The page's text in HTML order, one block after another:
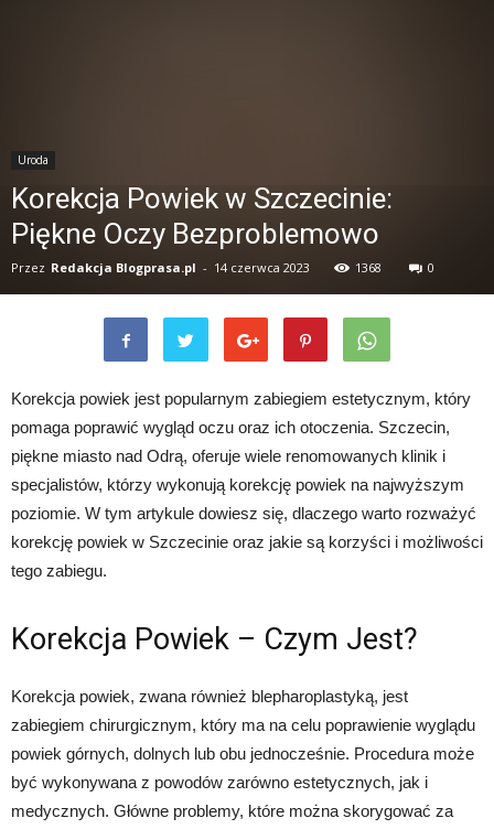
Uroda
Korekcja Powiek w Szczecinie:
Piękne Oczy Bezproblemowo
Przez Redakcja Blogprasa.pl - 14 czerwca 2023 1368 0
Korekcja powiek jest popularnym zabiegiem estetycznym, który
pomaga poprawić wygląd oczu oraz ich otoczenia. Szczecin,
piękne miasto nad Odrą, oferuje wiele renomowanych klinik i
specjalistów, którzy wykonują korekcję powiek na najwyższym
poziomie. W tym artykule dowiesz się, dlaczego warto rozważyć
korekcję powiek w Szczecinie oraz jakie są korzyści i możliwości
tego zabiegu.
Korekcja Powiek – Czym Jest?
Korekcja powiek, zwana również blepharoplastyką, jest
zabiegiem chirurgicznym, który ma na celu poprawienie wyglądu
powiek górnych, dolnych lub obu jednocześnie. Procedura może
być wykonywana z powodów zarówno estetycznych, jak i
medycznych. Główne problemy, które można skorygować za